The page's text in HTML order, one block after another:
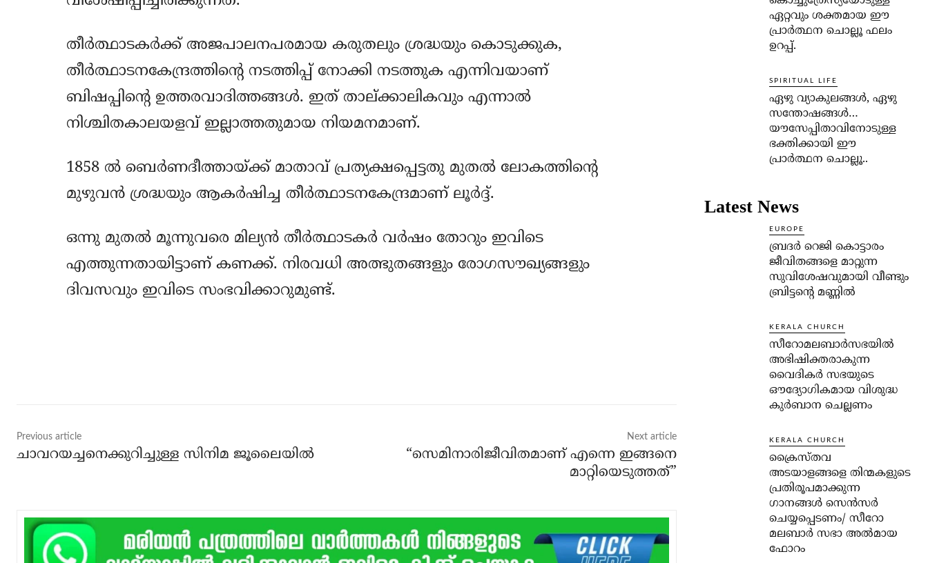
തീര്‍ത്ഥാടകര്‍ക്ക് അജപാലനപരമായ കരുതലും ശ്രദ്ധയും കൊടുക്കുക,
തീര്‍ത്ഥാടനകേന്ദ്രത്തിന്റെ നടത്തിപ്പ് നോക്കി നടത്തുക എന്നിവയാണ്
ബിഷപ്പിന്റെ ഉത്തരവാദിത്തങ്ങള്‍. ഇത് താല്ക്കാലികവും എന്നാല്‍
നിശ്ചിതകാലയളവ് ഇല്ലാത്തതുമായ നിയമനമാണ്.
1858 ല്‍ ബെര്‍ണദീത്തായ്ക്ക് മാതാവ് പ്രത്യക്ഷപ്പെട്ടതു മുതല്‍ ലോകത്തിന്റെ
മുഴുവന്‍ ശ്രദ്ധയും ആകര്‍ഷിച്ച തീര്‍ത്ഥാടനകേന്ദ്രമാണ് ലൂര്‍ദ്ദ്.
ഒന്നു മുതല്‍ മൂന്നുവരെ മില്യന്‍ തീര്‍ത്ഥാടകര്‍ വര്‍ഷം തോറും ഇവിടെ
എത്തുന്നതായിട്ടാണ് കണക്ക്. നിരവധി അത്ഭുതങ്ങളും രോഗസൗഖ്യങ്ങളും
ദിവസവും ഇവിടെ സംഭവിക്കാറുമുണ്ട്.
Previous article
ചാവറയച്ചനെക്കുറിച്ചുള്ള സിനിമ ജൂലൈയില്‍
Next article
“സെമിനാരിജീവിതമാണ് എന്നെ ഇങ്ങനെ
മാറ്റിയെടുത്തത്”
ഏറ്റവും ശക്തമായ ഈ
പ്രാര്‍ത്ഥന ചൊല്ലൂ ഫലം
ഉറപ്പ്.
SPIRITUAL LIFE
ഏഴു വ്യാകുലങ്ങള്‍, ഏഴു
സന്തോഷങ്ങള്‍…
യൗസേപ്പിതാവിനോടുള്ള
ഭക്തിക്കായി ഈ
പ്രാര്‍ത്ഥന ചൊല്ലൂ..
Latest News
EUROPE
ബ്രദർ റെജി കൊട്ടാരം
ജീവിതങ്ങളെ മാറ്റുന്ന
സുവിശേഷവുമായി വീണ്ടും
ബ്രിട്ടന്റെ മണ്ണിൽ
KERALA CHURCH
സീറോമലബാർസഭയിൽ
അഭിഷിക്തരാകുന്ന
വൈദികർ സഭയുടെ
ഔദ്യോഗികമായ വിശുദ്ധ
കുർബാന ചെല്ലണം
KERALA CHURCH
ക്രൈസ്തവ
അടയാളങ്ങളെ തിന്മകളുടെ
പ്രതിരൂപമാക്കുന്ന
ഗാനങ്ങൾ സെൻസർ
ചെയ്യപ്പെടണം/ സീറോ
മലബാർ സഭാ അൽമായ
ഫോറം